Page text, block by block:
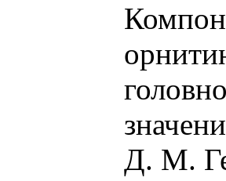
Д. М.